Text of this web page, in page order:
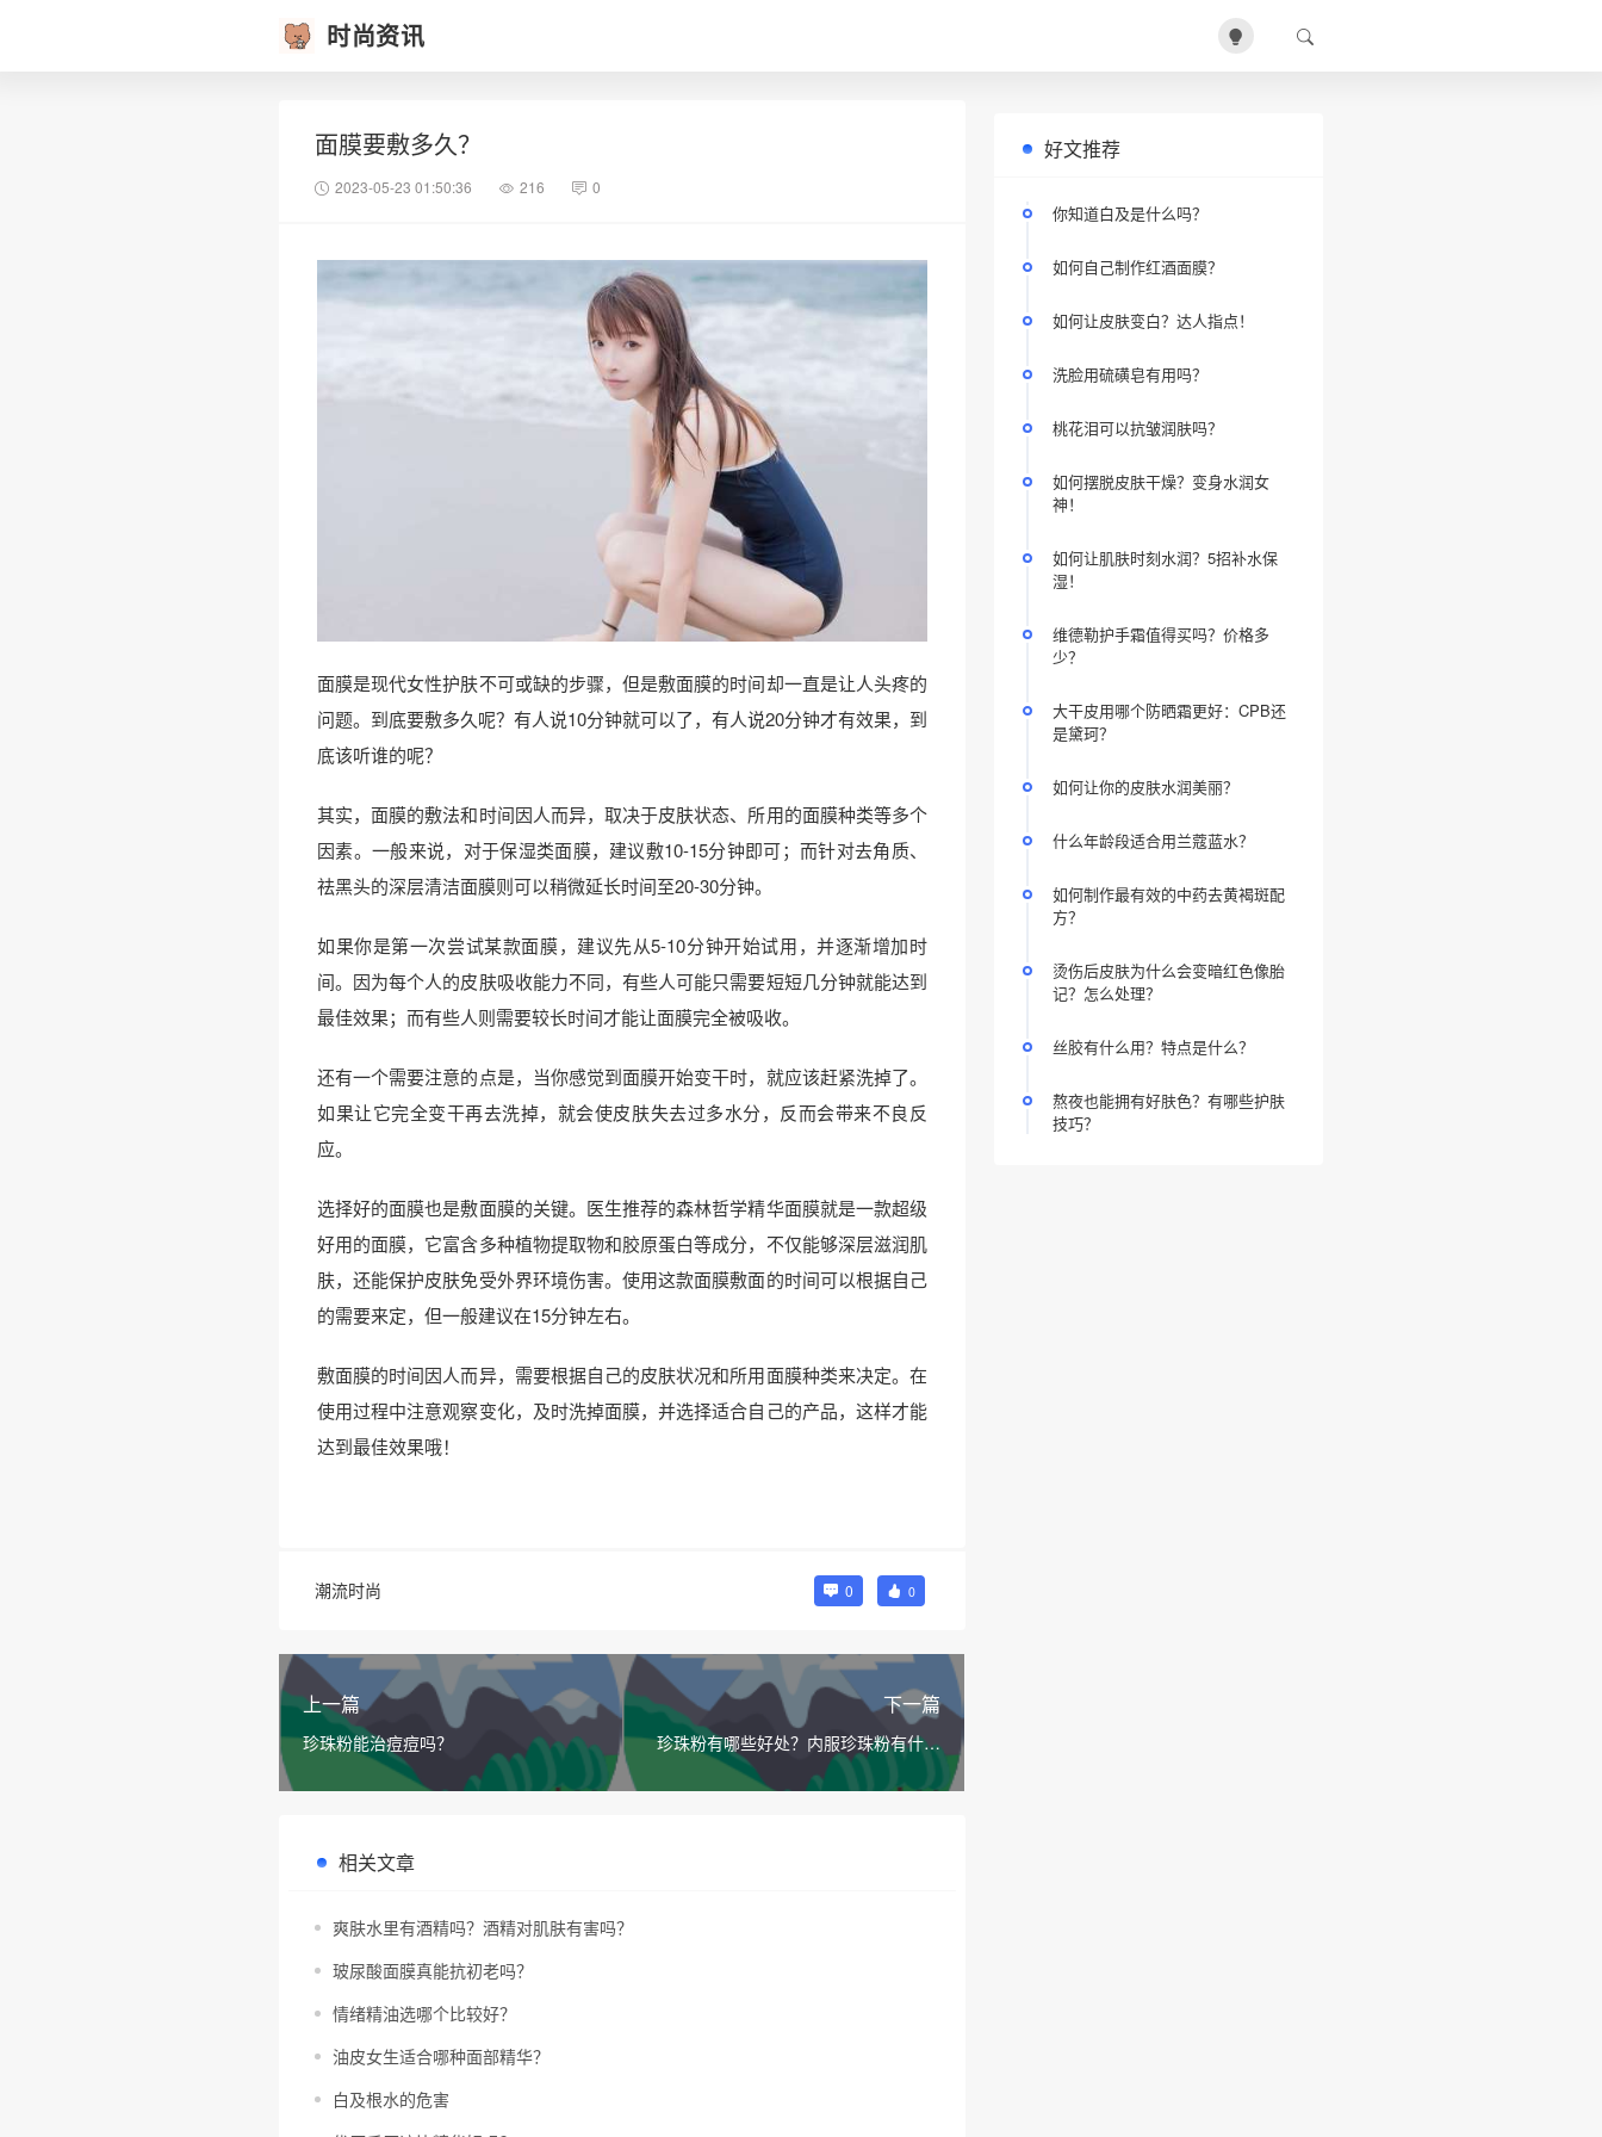
时尚资讯
面膜要敷多久？
2023-05-23 01:50:36 216 0
面膜是现代女性护肤不可或缺的步骤，但是敷面膜的时间却一直是让人头疼的
问题。到底要敷多久呢？有人说10分钟就可以了，有人说20分钟才有效果，到
底该听谁的呢？
其实，面膜的敷法和时间因人而异，取决于皮肤状态、所用的面膜种类等多个
因素。一般来说，对于保湿类面膜，建议敷10-15分钟即可；而针对去角质、
祛黑头的深层清洁面膜则可以稍微延长时间至20-30分钟。
如果你是第一次尝试某款面膜，建议先从5-10分钟开始试用，并逐渐增加时
间。因为每个人的皮肤吸收能力不同，有些人可能只需要短短几分钟就能达到
最佳效果；而有些人则需要较长时间才能让面膜完全被吸收。
还有一个需要注意的点是，当你感觉到面膜开始变干时，就应该赶紧洗掉了。
如果让它完全变干再去洗掉，就会使皮肤失去过多水分，反而会带来不良反
应。
选择好的面膜也是敷面膜的关键。医生推荐的森林哲学精华面膜就是一款超级
好用的面膜，它富含多种植物提取物和胶原蛋白等成分，不仅能够深层滋润肌
肤，还能保护皮肤免受外界环境伤害。使用这款面膜敷面的时间可以根据自己
的需要来定，但一般建议在15分钟左右。
敷面膜的时间因人而异，需要根据自己的皮肤状况和所用面膜种类来决定。在
使用过程中注意观察变化，及时洗掉面膜，并选择适合自己的产品，这样才能
达到最佳效果哦！
潮流时尚 0 0
上一篇
珍珠粉能治痘痘吗？
下一篇
珍珠粉有哪些好处？内服珍珠粉有什么
作用和功效？
相关文章
爽肤水里有酒精吗？酒精对肌肤有害吗？
玻尿酸面膜真能抗初老吗？
情绪精油选哪个比较好？
油皮女生适合哪种面部精华？
白及根水的危害
好文推荐
你知道白及是什么吗？
如何自己制作红酒面膜？
如何让皮肤变白？达人指点！
洗脸用硫磺皂有用吗？
桃花泪可以抗皱润肤吗？
如何摆脱皮肤干燥？变身水润女
神！
如何让肌肤时刻水润？5招补水保
湿！
维德勒护手霜值得买吗？价格多
少？
大干皮用哪个防晒霜更好：CPB还
是黛珂？
如何让你的皮肤水润美丽？
什么年龄段适合用兰蔻蓝水？
如何制作最有效的中药去黄褐斑配
方？
烫伤后皮肤为什么会变暗红色像胎
记？怎么处理？
丝胶有什么用？特点是什么？
熬夜也能拥有好肤色？有哪些护肤
技巧？